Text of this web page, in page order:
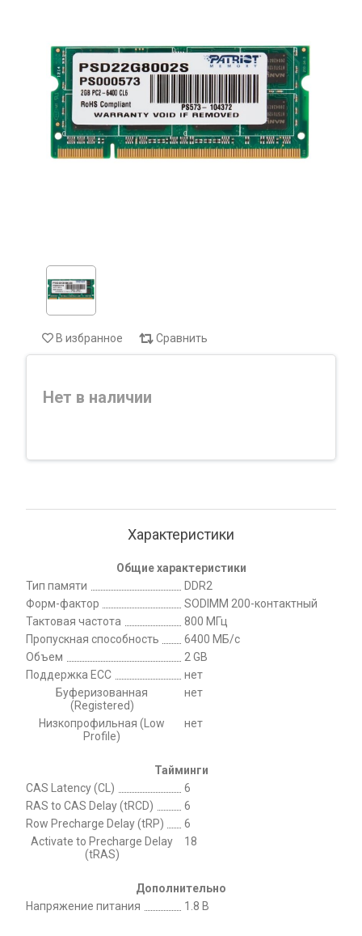
В избранное Сравнить
Нет в наличии
Характеристики
Общие характеристики
Тип памяти
DDR2
Форм-фактор
SODIMM 200-контактный
Тактовая частота
800 МГц
Пропускная способность
6400 МБ/с
Объем
2 GB
Поддержка ECC
нет
Буферизованная
(Registered)
нет
Низкопрофильная (Low
Profile)
нет
Тайминги
CAS Latency (CL)
6
RAS to CAS Delay (tRCD)
6
Row Precharge Delay (tRP)
6
Activate to Precharge Delay
(tRAS)
18
Дополнительно
Напряжение питания
1.8 В